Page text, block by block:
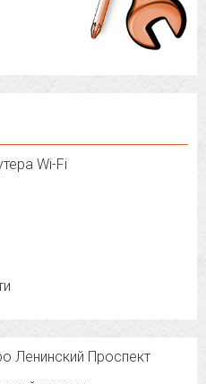
Wi-Fi
Ленинский Проспект